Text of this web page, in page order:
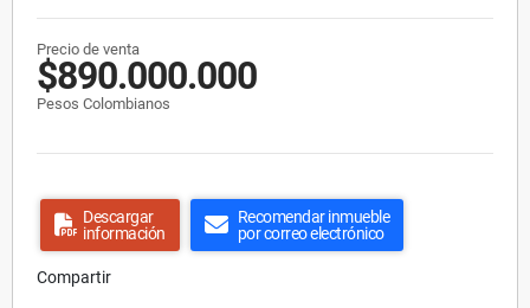
Precio de venta
$890.000.000
Pesos Colombianos
Descargar
información
Recomendar inmueble
por correo electrónico
Compartir